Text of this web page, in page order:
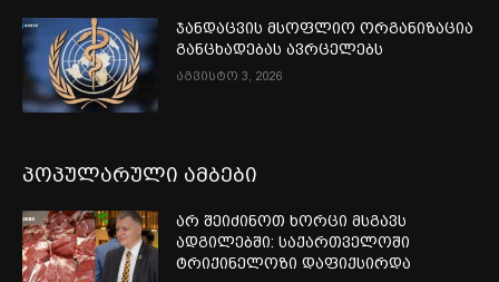
ჯანდაცვის მსოფლიო ორგანიზაცია
განცხადებას ავრცელებს
აგვისტო 3, 2026
პოპულარული ამბები
არ შეიძინოთ ხორცი მსგავს
ადგილებში: საქართველოში
ტრიქინელოზი დაფიქსირდა